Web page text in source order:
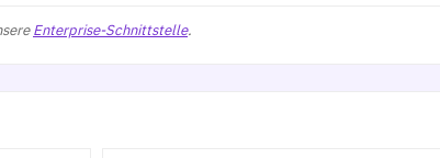
Enterprise-Schnittstelle.